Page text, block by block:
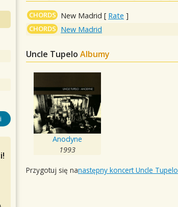
CHORDS New Madrid [ Rate ]
CHORDS New Madrid
Uncle Tupelo Albumy
Anodyne
1993
Przygotuj się nanastępny koncert Uncle Tupelo